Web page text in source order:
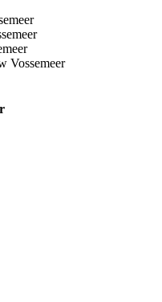
Vossemeer